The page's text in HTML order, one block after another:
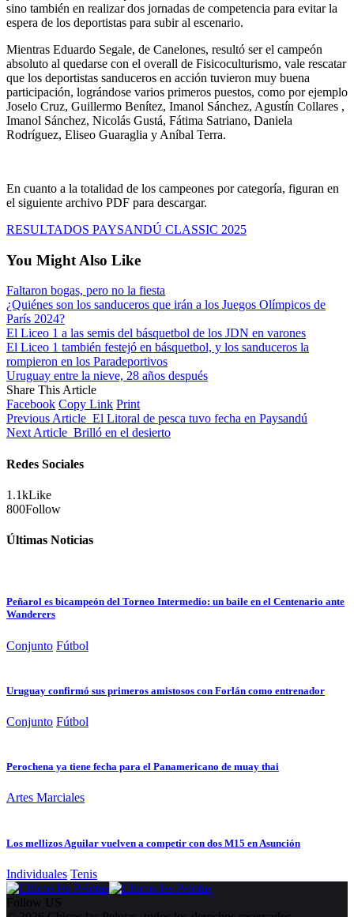
sino también en realizar dos jornadas de competencia para evitar la
espera de los deportistas para subir al escenario.
Mientras Eduardo Segale, de Canelones, resultó ser el campeón
absoluto al quedarse con el overall de Fisicoculturismo, vale rescatar
que los deportistas sanduceros en acción tuvieron muy buena
participación, lográndose varios primeros puestos, como por ejemplo
Joselo Cruz, Guillermo Benítez, Imanol Sánchez, Agustín Collares ,
Imanol Sánchez, Nicolás Gustá, Fátima Satriano, Daniela
Rodríguez, Eliseo Guaraglia y Aníbal Terra.
En cuanto a la totalidad de los campeones por categoría, figuran en
el siguiente archivo PDF para descargar.
RESULTADOS PAYSANDÚ CLASSIC 2025
You Might Also Like
Faltaron bogas, pero no la fiesta
¿Quiénes son los sanduceros que irán a los Juegos Olímpicos de
París 2024?
El Liceo 1 a las semis del básquetbol de los JDN en varones
El Liceo 1 también festejó en básquetbol, y los sanduceros la
rompieron en los Paradeportivos
Uruguay entre la nieve, 28 años después
Share This Article
Facebook Copy Link Print
Previous Article El Litoral de pesca tuvo fecha en Paysandú
Next Article Brilló en el desierto
Redes Sociales
1.1kLike
800Follow
Últimas Noticias
Peñarol es bicampeón del Torneo Intermedio: un baile en el Centenario ante
Wanderers
Conjunto Fútbol
Uruguay confirmó sus primeros amistosos con Forlán como entrenador
Conjunto Fútbol
Perochena ya tiene fecha para el Panamericano de muay thai
Artes Marciales
Los mellizos Aguilar vuelven a competir con dos M15 en Asunción
Individuales Tenis
Follow US